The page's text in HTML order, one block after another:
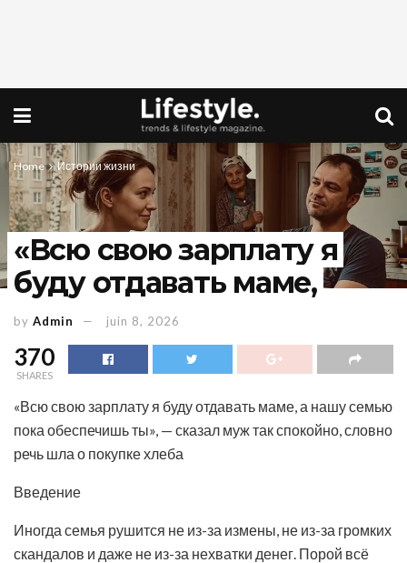
Home Истории жизни
«Всю свою зарплату я
буду отдавать маме,
by Admin juin 8, 2026
370
SHARES
«Всю свою зарплату я буду отдавать маме, а нашу семью
пока обеспечишь ты», — сказал муж так спокойно, словно
речь шла о покупке хлеба
Введение
Иногда семья рушится не из-за измены, не из-за громких
скандалов и даже не из-за нехватки денег. Порой всё